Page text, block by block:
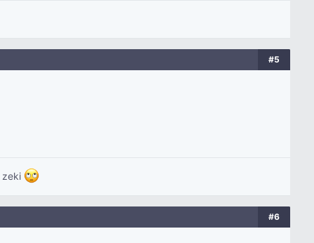
#5
zeki
#6